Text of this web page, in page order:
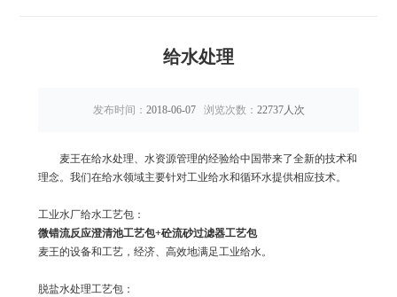
给水处理
发布时间： 2018-06-07 浏览次数： 22737人次
麦王在给水处理、水资源管理的经验给中国带来了全新的技术和
理念。我们在给水领域主要针对工业给水和循环水提供相应技术。
工业水厂给水工艺包：
微错流反应澄清池工艺包+砼流砂过滤器工艺包
麦王的设备和工艺，经济、高效地满足工业给水。
脱盐水处理工艺包：